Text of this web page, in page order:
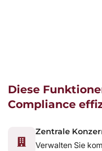
Diese
Compliance
Zentrale
Verwalten Sie